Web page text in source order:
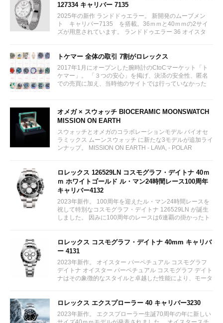
127334 キャリバー 7135
2025年の新作 ランドドゥエラー。 新開発のムーブメン
ト キャリバー7135 を搭載。36ｍｍと40ｍｍの2サイ
ズが用意されています。 ランドドゥエラー 36 オイスタ
トケマー 全体の取引 7割がロレックス
2017年1月にオープンした腕時計のCtoCマーケット「ト
ケマー」。 「３つの安心」を掲げ、決済の安全性、匿名
での売買に加え、当時他のサイトでは行っていなかった
オメガ × スウォッチ BIOCERAMIC MOONSWATCH
MISSION ON EARTH
スウォッチとオメガのコラボレーションモデル バイオセ
ラミックス ムーンスウォッチ に新たな3モデルが追加ライ
ンナップ。 MISSION ON EARTH - LAVA, - POLAR
ロレックス 126529LN コスモグラフ・デイトナ 40ｍ
ｍ ホワイトゴールド ル・マン24時間レース100周年
キャリバー4132
2023年新作。 100周年を迎えたル・マン24時間レースを
祝して特別なコスモグラフ・デイトナ 126529LN が誕生
しました。 因みに100周年のレースは6連覇の掛かったト
ロレックス コスモグラフ・デイトナ 40mm キャリバ
ー 4131
2023年新作。 オイスター パーペチュアル コスモグラフ
デイトナ オイスター パーペチュアル コスモグラフ デイト
ナはその象徴的なスタイルと卓越した性能により、モータ
ロレックス エクスプローラー 40 キャリバー3230
2023年新作。 エクスプローラー生誕70周年の年に新しい